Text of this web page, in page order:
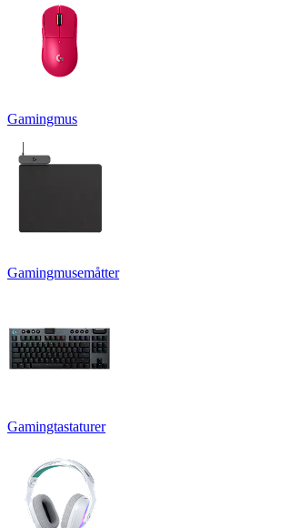
Gamingmus
Gamingmusemåtter
Gamingtastaturer